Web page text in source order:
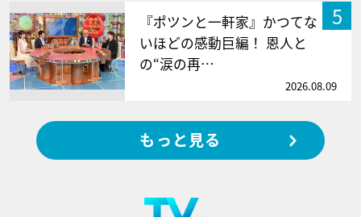
5
『ポツンと一軒家』かつてな
いほどの感動巨編！ 恩人と
の“涙の再…
2026.08.09
もっと見る